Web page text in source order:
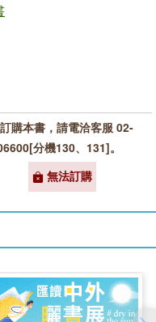
購本書，請電洽客服 02-
分機130、131]。
無法訂購